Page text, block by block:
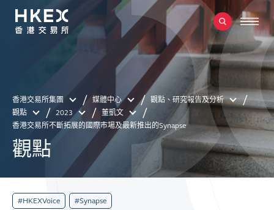
香港交易所集團 媒體中心
觀點、研究報告及分析
觀點
2023
董凱文
香港交易所不斷拓展的國際市場及最新推出的Synapse
觀點
#HKEXVoice #Synapse